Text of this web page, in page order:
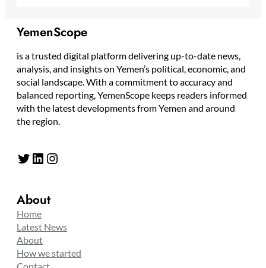
YemenScope
is a trusted digital platform delivering up-to-date news,
analysis, and insights on Yemen’s political, economic, and
social landscape. With a commitment to accuracy and
balanced reporting, YemenScope keeps readers informed
with the latest developments from Yemen and around
the region.
About
Home
Latest News
About
How we started